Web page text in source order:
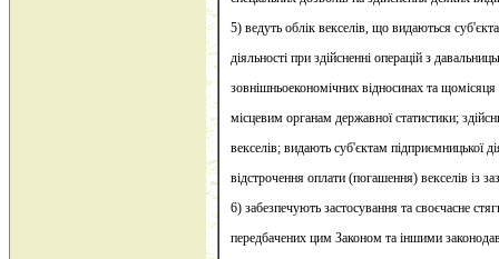
5) ведуть облік векселів, що видаються
діяльності при здійсненні операцій з
зовнішньоекономічних відносинах та
місцевим органам державної статистики;
векселів; видають суб'єктам підприємницької
відстрочення оплати (погашення) векселів із
6) забезпечують застосування та своєчасне
передбачених цим Законом та іншими